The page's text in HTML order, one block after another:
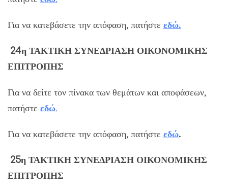
Για να κατεβάσετε την απόφαση, πατήστε εδώ.
24η ΤΑΚΤΙΚΗ ΣΥΝΕΔΡΙΑΣΗ ΟΙΚΟΝΟΜΙΚΗΣ
ΕΠΙΤΡΟΠΗΣ
Για να δείτε τον πίνακα των θεμάτων και αποφάσεων,
πατήστε εδώ.
Για να κατεβάσετε την απόφαση, πατήστε εδώ.
25η ΤΑΚΤΙΚΗ ΣΥΝΕΔΡΙΑΣΗ ΟΙΚΟΝΟΜΙΚΗΣ
ΕΠΙΤΡΟΠΗΣ